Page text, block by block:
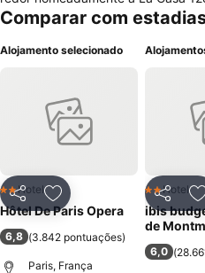
o restaurante Le Jardinier a 0.5km
snooker num raio de 5 km do
velocidade e o telefone, para
secador, ferro e tábua de passar
abrir. No que se refere a infra-
receber crianças, bebés e não
estes. Por fim sempre que
está disponível 24h por dia.
Comparar com
Alojamento selecionado
PartilharAdicionar aos favoritos
2 Estrelas
Hotel
Hôtel De Paris Opera
6,8 (3.842 pontuações)
Paris, França
Partilhar
2 Estrelas
Hotel
ibis
de
6,0 (